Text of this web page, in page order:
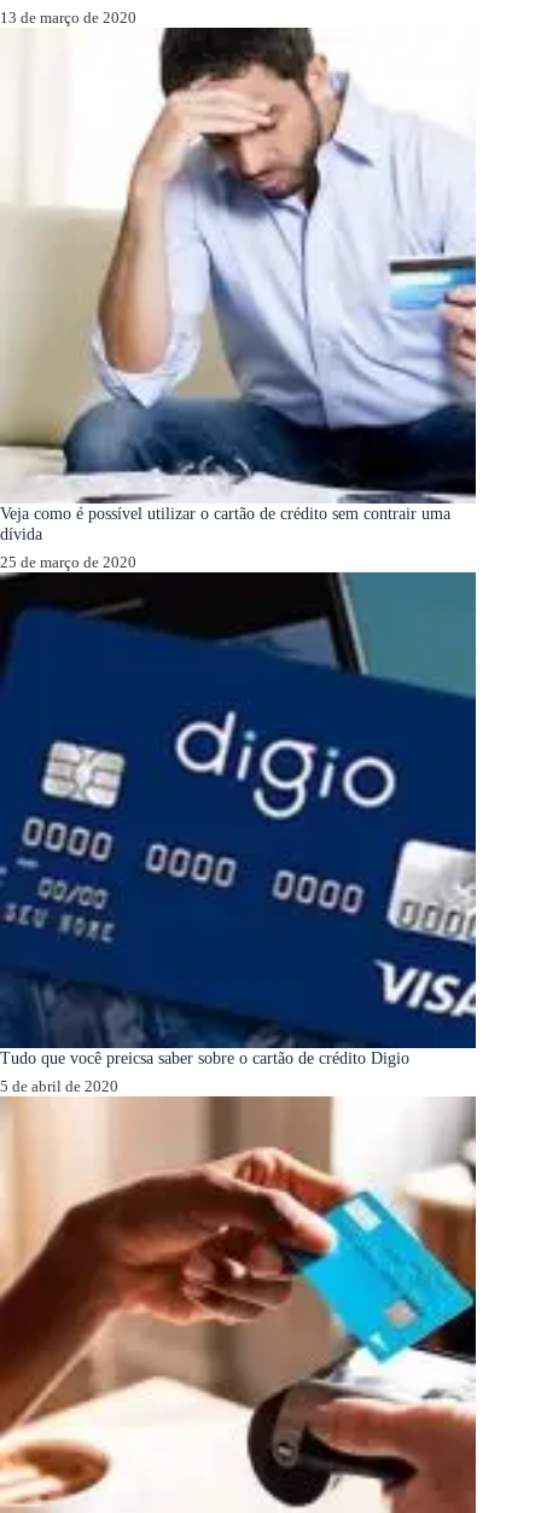
13 de março de 2020
Veja como é possível utilizar o cartão de crédito sem contrair uma
dívida
25 de março de 2020
Tudo que você preicsa saber sobre o cartão de crédito Digio
5 de abril de 2020